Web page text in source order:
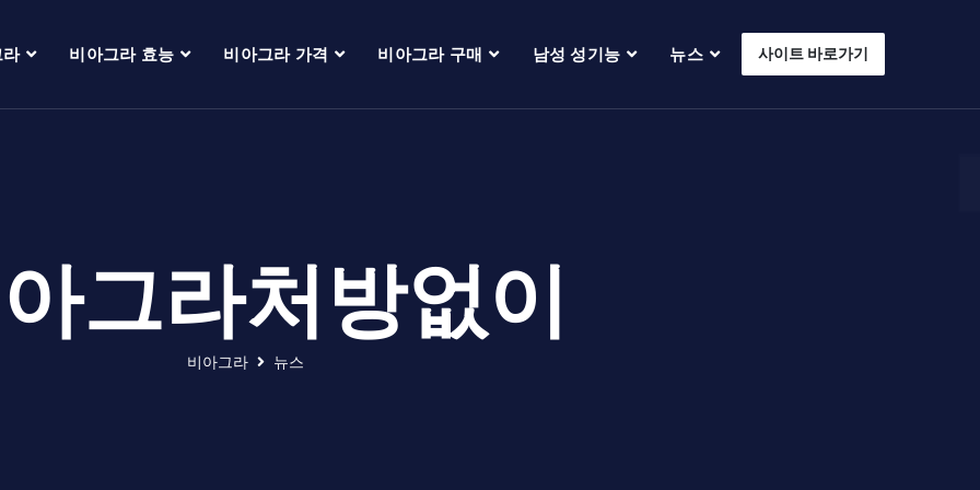
비아그라 효능 비아그라 가격 비아그라 구매 남성 성기능 뉴스 사이트 바로가기
그라처방없이
비아그라 뉴스